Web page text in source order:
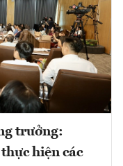
trưởng:
hiện các